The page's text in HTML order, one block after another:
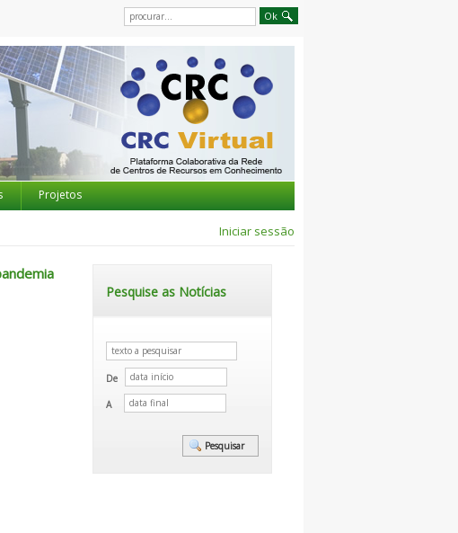
Projetos
Iniciar sessão
Pesquise as Notícias
De
A